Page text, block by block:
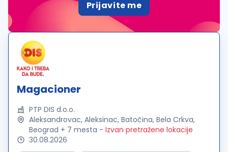
Prijavite me
Magacioner
PTP DIS d.o.o.
Aleksandrovac, Aleksinac, Batočina, Bela Crkva,
Beograd + 7 mesta - Izvan pretražene lokacije
30.08.2026